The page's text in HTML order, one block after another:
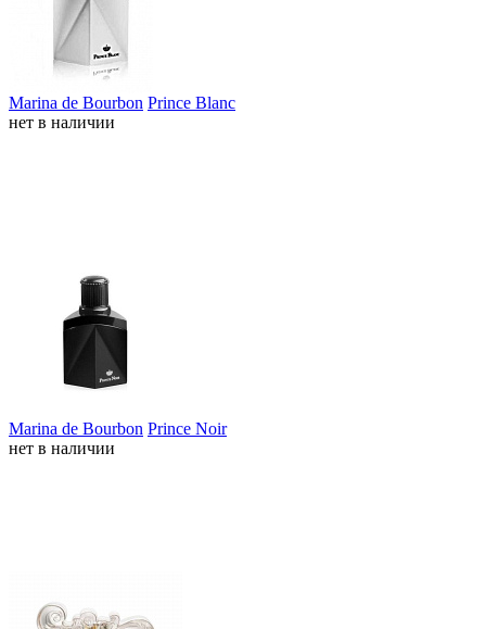
Marina de Bourbon Prince Blanc
нет в наличии
Marina de Bourbon Prince Noir
нет в наличии